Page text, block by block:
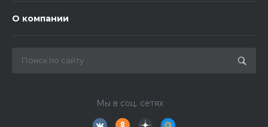
О компании
Мы в соц. сетях